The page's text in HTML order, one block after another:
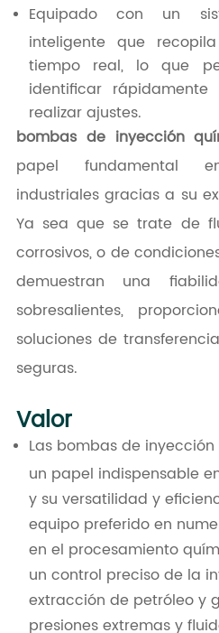
Equipado con un
inteligente que
tiempo real, lo que
identificar
realizar ajustes.
bombas de inyección
papel fundamental
industriales gracias a su
Ya sea que se trate de
corrosivos, o de
demuestran una
sobresalientes,
soluciones de
seguras.
Valor
Las bombas de
un papel indispensable
y su versatilidad y
equipo preferido en
en el procesamiento
un control preciso de la
extracción de petróleo y
presiones extremas y